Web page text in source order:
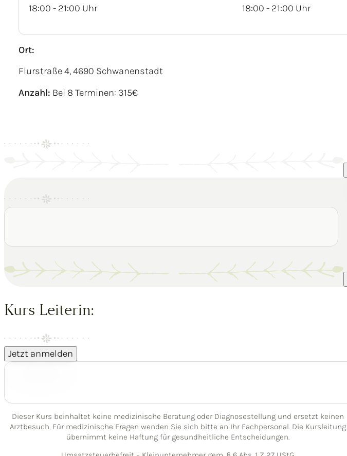
18:00 - 21:00 Uhr
18:00 - 21:00 Uhr
Ort:
Flurstraße 4, 4690 Schwanenstadt
Anzahl: Bei 8 Terminen: 315€
Kurs Leiterin:
Jetzt anmelden
Dieser Kurs beinhaltet keine medizinische Beratung oder Diagnosestellung und ersetzt keinen
Arztbesuch. Für medizinische Fragen wenden Sie sich bitte an Ihr Fachpersonal. Die Kursleitung
übernimmt keine Haftung für gesundheitliche Entscheidungen.